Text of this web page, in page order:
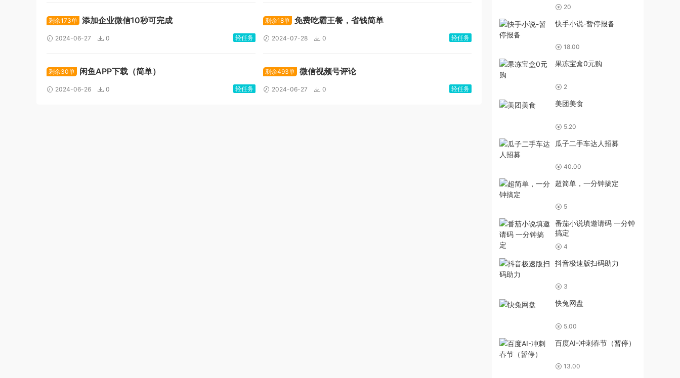
剩余173单 添加企业微信10秒可完成
2024-06-27 0 轻任务
剩余18单 免费吃霸王餐，省钱简单
2024-07-28 0 轻任务
剩余30单 闲鱼APP下载（简单）
2024-06-26 0 轻任务
剩余493单 微信视频号评论
2024-06-27 0 轻任务
20
快手小说-暂停报备
18.00
果冻宝盒0元购
2
美团美食
5.20
瓜子二手车达人招募
40.00
超简单，一分钟搞定
5
番茄小说填邀请码 一分钟
搞定
4
抖音极速版扫码助力
3
快兔网盘
5.00
百度AI-冲刺春节（暂停）
13.00